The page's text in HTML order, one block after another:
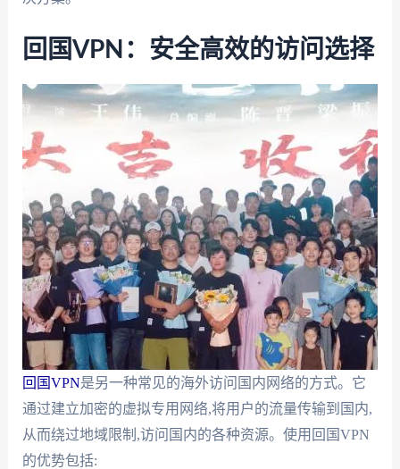
回国VPN：安全高效的访问选择
回国VPN是另一种常见的海外访问国内网络的方式。它
通过建立加密的虚拟专用网络,将用户的流量传输到国内,
从而绕过地域限制,访问国内的各种资源。使用回国VPN
的优势包括: